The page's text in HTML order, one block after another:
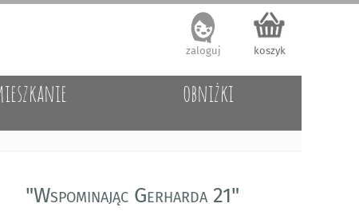
koszyk
zaloguj
obniżki
"Wspominając Gerharda 21"